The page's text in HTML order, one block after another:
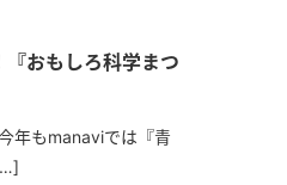
おもしろ科学まつ
年もmanaviでは『青